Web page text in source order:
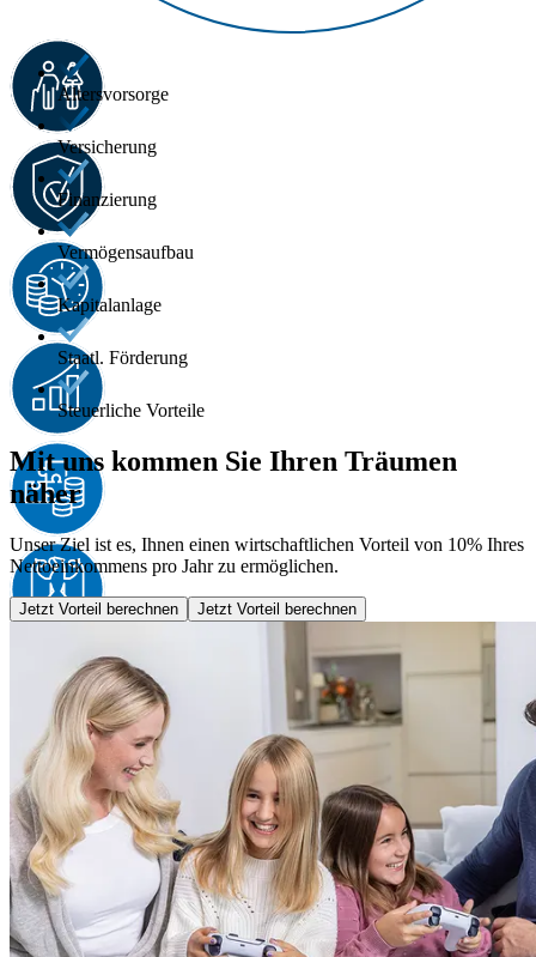
Altersvorsorge
Versicherung
Finanzierung
Vermögensaufbau
Kapitalanlage
Staatl. Förderung
Steuerliche Vorteile
Mit uns kommen Sie Ihren Träumen
näher
Unser Ziel ist es, Ihnen einen wirtschaftlichen Vorteil von 10% Ihres
Nettoeinkommens pro Jahr zu ermöglichen.
Jetzt Vorteil berechnen Jetzt Vorteil berechnen